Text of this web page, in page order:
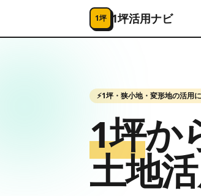
コンテンツへスキップ
1坪 1坪活用ナビ
⚡1坪・狭小地・変形地の活用
1坪か
土地